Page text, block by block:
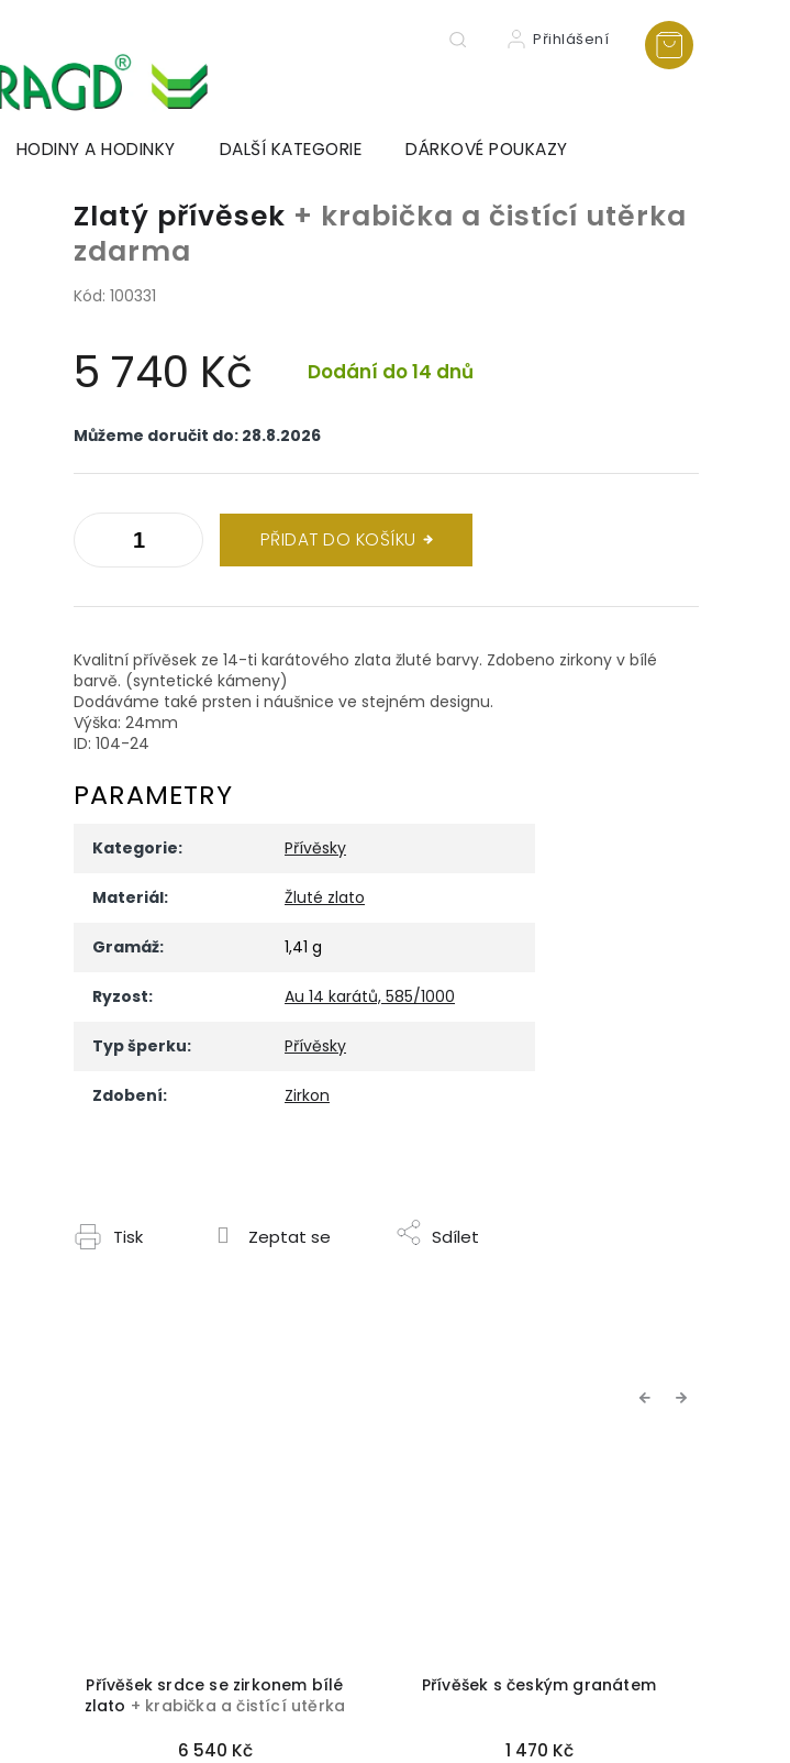
Přihlášení
HODINY A HODINKY DALŠÍ KATEGORIE DÁRKOVÉ POUKAZY
Zlatý přívěsek + krabička a čistící utěrka
zdarma
Kód: 100331
5 740 Kč Dodání do 14 dnů
cena:
Můžeme doručit do: 28.8.2026
PŘIDAT DO KOŠÍKU
Kvalitní přívěsek ze 14-ti karátového zlata žluté barvy. Zdobeno zirkony v bílé
barvě. (syntetické kámeny)
Dodáváme také prsten i náušnice ve stejném designu.
Výška: 24mm
ID: 104-24
PARAMETRY
Kategorie: Přívěsky
Materiál: Žluté zlato
Gramáž: 1,41 g
Ryzost: Au 14 karátů, 585/1000
Typ šperku: Přívěsky
Zdobení: Zirkon
Tisk Zeptat se Sdílet
Previous
Přívěšek srdce se zirkonem bílé
zlato + krabička a čistící utěrka
6 540 Kč
Přívěšek s českým granátem
1 470 Kč
Next